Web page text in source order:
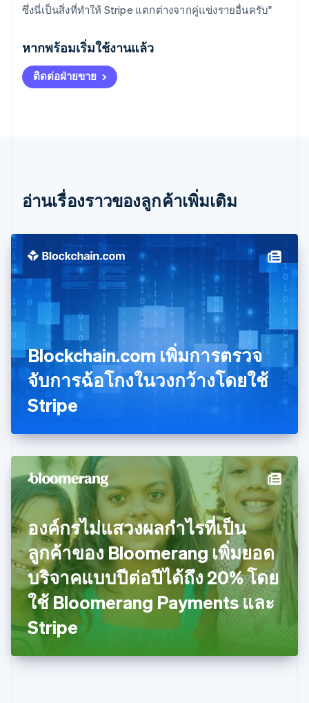
หากพร้อมเริ่มใช้งานแล้ว
ติดต่อฝ่ายขาย
ซึ่งนี่เป็นสิ่งที่ทำให้ Stripe แตกต่างจากคู่แข่งรายอื่นครับ"
อ่านเรื่องราวของลูกค้าเพิ่มเติม
Blockchain.com เพิ่มการตรวจ
จับการฉ้อโกงในวงกว้างโดยใช้
Stripe
องค์กรไม่แสวงผลกำไรที่เป็น
ลูกค้าของ Bloomerang เพิ่มยอด
บริจาคแบบปีต่อปีได้ถึง 20% โดย
ใช้ Bloomerang Payments และ
Stripe
เขตบริหารพิเศษฮ่องกง ประเทศจีน
English简体中文
แคนาดา
EnglishFrançais
ญี่ปุ่น
日本語English
ไทยEnglish
นอร์เวย์
English
นิวซีแลนด์
เนเธอร์แลนด์
NederlandsEnglish
บราซิล
English
บัลแกเรีย
English
เบลเยียม
โปรตุเกส
PortuguêsEnglish
โปแลนด์
English
ฝรั่งเศส
Français English
ฟินแลนด์
EnglishSvenska
มอลตา
English
มาเลเซีย
English 简体中文
เม็กซิโก
Español English
ยิบรอลตาร์
เยอรมนี